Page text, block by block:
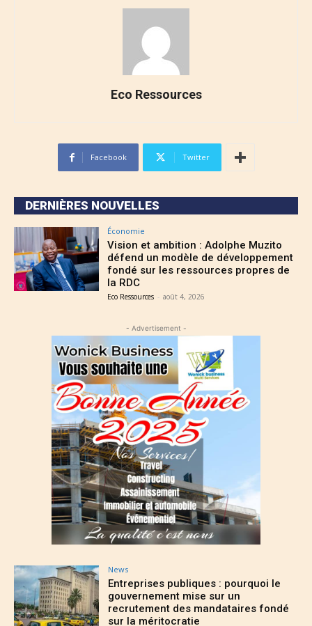
Eco Ressources
Facebook Twitter
DERNIÈRES NOUVELLES
Économie
Vision et ambition : Adolphe Muzito
défend un modèle de développement
fondé sur les ressources propres de
la RDC
Eco Ressources - août 4, 2026
- Advertisement -
News
Entreprises publiques : pourquoi le
gouvernement mise sur un
recrutement des mandataires fondé
sur la méritocratie